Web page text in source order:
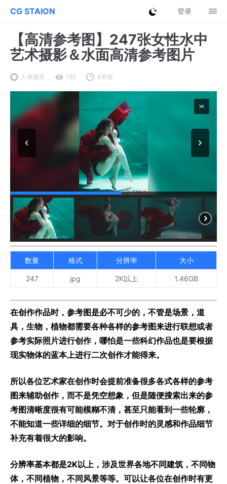
CG STAION 登录
【高清参考图】247张女性水中
艺术摄影＆水面高清参考图片
人体相关 781 4年前
数量 格式 分辨率 大小
247 jpg 2K以上 1.46GB
在创作作品时，参考图是必不可少的，不管是场景，道
具，生物，植物都需要各种各样的参考图来进行联想或者
参考实际照片进行创作，哪怕是一些科幻作品也是要根据
现实物体的蓝本上进行二次创作才能得来。
所以各位艺术家在创作时会提前准备很多各式各样的参考
图来辅助创作，而不是凭空想象，但是随便搜索出来的参
考图清晰度很有可能模糊不清，甚至只能看到一些轮廓，
不能知道一些详细的细节。对于创作时的灵感和作品细节
补充有着很大的影响。
分辨率基本都是2K以上，涉及世界各地不同建筑，不同物
体，不同植物，不同风景等等。可以让各位在创作时有更